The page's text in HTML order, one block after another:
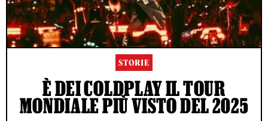
STORIE
È DEI COLDPLAY IL TOUR
MONDIALE PIÙ VISTO DEL 2025